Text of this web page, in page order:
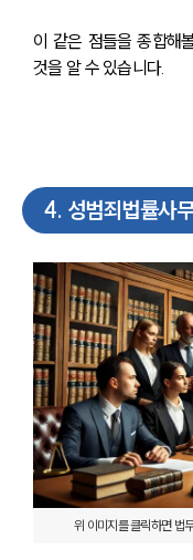
이 같은 점들을 종합해
것을 알 수 있습니다.
4. 성범죄법률사
위 이미지를 클릭하면 법